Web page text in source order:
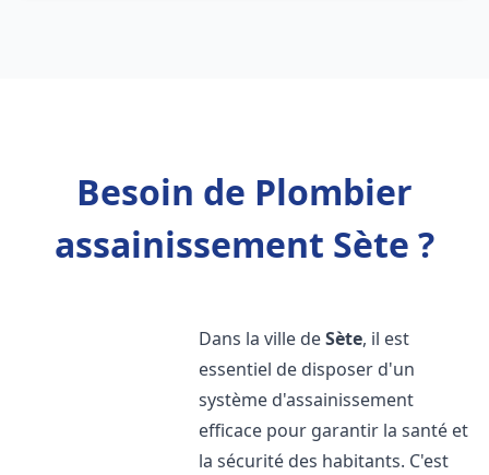
Besoin de Plombier
assainissement Sète ?
Dans la ville deSète, il est
essentiel de disposer d'un
système d'assainissement
efficace pour garantir la santé et
la sécurité des habitants. C'est